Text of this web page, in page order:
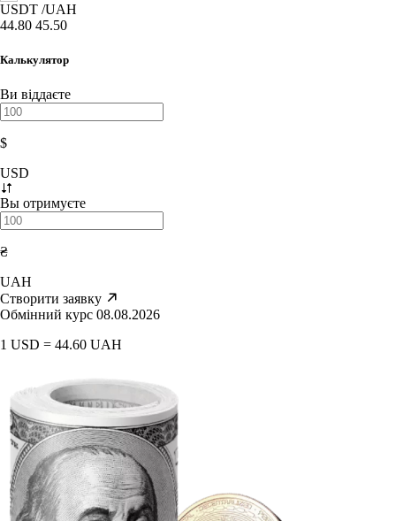
USDT /UAH
44.80 45.50
Калькулятор
Ви віддаєте
$
USD
Вы отримуєте
₴
UAH
Створити заявку
Обмінний курс 08.08.2026
1 USD = 44.60 UAH